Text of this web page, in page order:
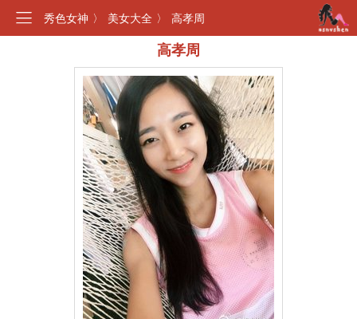
秀色女神 〉 美女大全 〉 高孝周
高孝周